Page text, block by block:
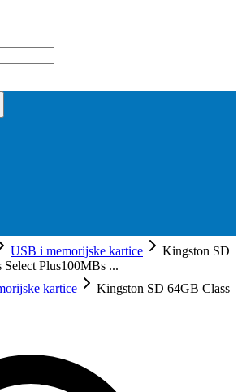
USB i memorijske kartice
Kingston SD
Plus100MBs ...
kartice
Kingston SD 64GB Class